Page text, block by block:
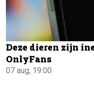
Deze dieren zijn
OnlyFans
07 aug, 19:00